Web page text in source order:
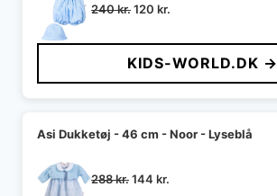
240kr.Den
pris
var:
240 kr..
120 kr.
pris
er:
120 kr..
KIDS-WORLD.DK →
Asi Dukketøj - 46 cm - Noor - Lyseblå
288kr.Den
144 kr.